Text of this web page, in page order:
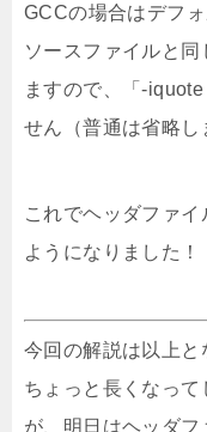
GCCの場合はデフ
ソースファイルと
ますので、「-
せん（普通は省略し
これでヘッダファ
ようになりました！
今回の解説は以上と
ちょっと長くなっ
が、明日はヘッダ